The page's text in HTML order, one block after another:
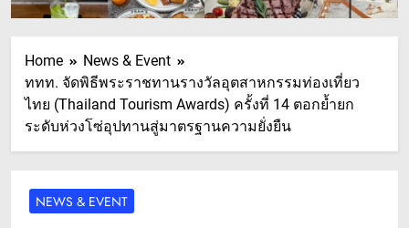
Home
News & Event
ททท. จัดพิธีพระราชทานรางวัลอุตสาหกรรมท่องเที่ยว
ไทย (Thailand Tourism Awards) ครั้งที่ 14 ตอกย้ำยก
ระดับห่วงโซ่อุปทานสู่มาตรฐานความยั่งยืน
NEWS & EVENT